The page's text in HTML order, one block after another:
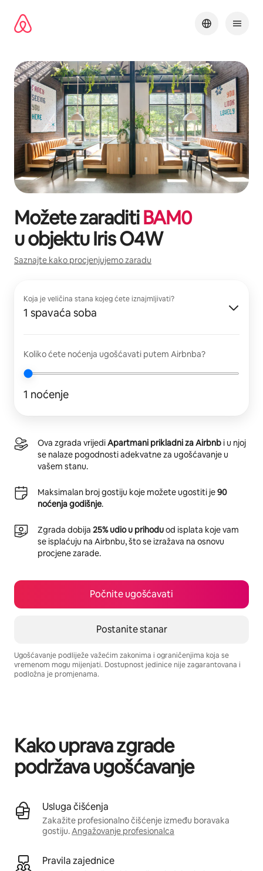
sadržaj
Možete zaraditiBAM0
u objektuIris O4W
Saznajte kako procjenjujemo zaradu
Koja je veličina stana kojeg ćete iznajmljivati?
1 spavaća soba
Koliko ćete noćenja ugošćavati putem Airbnba?
1 noćenje
Ova zgrada vrijediApartmani prikladni za Airbnb i u njoj
se nalaze pogodnosti adekvatne za ugošćavanje u
vašem stanu.
Maksimalan broj gostiju koje možete ugostiti je90
noćenja godišnje.
Zgrada dobija 25% udio u prihoduod isplata koje vam
se isplaćuju na Airbnbu, što se izražava na osnovu
procjene zarade.
Počnite ugošćavati
Postanite stanar
Ugošćavanje podliježe važećim zakonima i ograničenjima koja se
vremenom mogu mijenjati. Dostupnost jedinice nije zagarantovana i
podložna je promjenama.
Kako uprava zgrade
podržava ugošćavanje
Usluga čišćenja
Zakažite profesionalno čišćenje između boravaka
gostiju.Angažovanje profesionalca
Pravila zajednice